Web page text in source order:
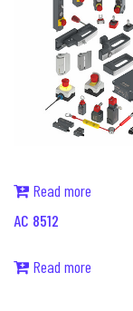
Read more
AC 8512
Read more